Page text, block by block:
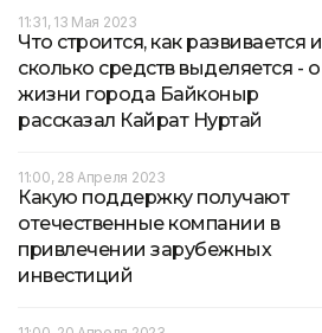
11:31, 13 Мая 2023
Что строится, как развивается и
сколько средств выделяется - о
жизни города Байконыр
рассказал Кайрат Нуртай
11:00, 28 Апреля 2023
Какую поддержку получают
отечественные компании в
привлечении зарубежных
инвестиций